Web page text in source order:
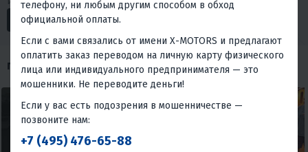
ПОХОЖИЕ ОБЗОРЫ
телефону, ни любым другим способом в обход
официальной оплаты.
Если с вами связались от имени X-MOTORS и предлагают
оплатить заказ переводом на личную карту физического
лица или индивидуального предпринимателя — это
мошенники. Не переводите деньги!
Если у вас есть подозрения в мошенничестве —
позвоните нам:
+7 (495) 476-65-88